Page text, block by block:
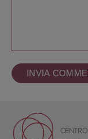
CENTRO